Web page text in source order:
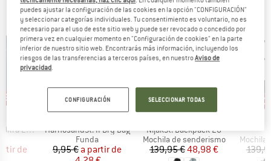
PRODUCTOS TOP DE TUS MARCAS FAVORITAS
Dry Bag
reducido
de
MARCA
STOIC
Artículo
HarnosandSt. II Dry Bag
Product group
Funda
Precio
9,95 € Precio reducido
a partir de
Descuento
57%
MARCA
STOIC
Artículo
NijakSt. Backpack 28
Product group
Mochila de senderismo
Precio
139,95 €Precio reducido
48,98 €
Descuento
65%
Product
Mochila
puedes ajustar la configuración de las cookies en la opción "CONFIGURACIÓN"
y seleccionar categorías individuales. Tu consentimiento es voluntario, no es
necesario para el uso de este sitio web y puede ser revocado o concedido por
primera vez en cualquier momento en "Configuración de cookies" en la parte
inferior de nuestro sitio web. Encontrarás más información, incluyendo los
riesgos de las transferencias a terceros países, en nuestroAviso de
privacidad.
CONFIGURACIÓN SELECCIONAR TODAS